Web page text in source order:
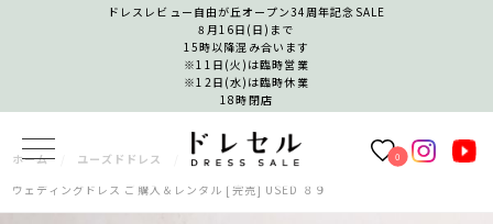
ドレスレビュー自由が丘オープン34周年記念SALE
8月16日(日)まで
15時以降混み合います
※11日(火)は臨時営業
※12日(水)は臨時休業
18時閉店
0
ホーム
ユーズドドレス
ウェディングドレス ご購入＆レンタル [完売] USED ８９